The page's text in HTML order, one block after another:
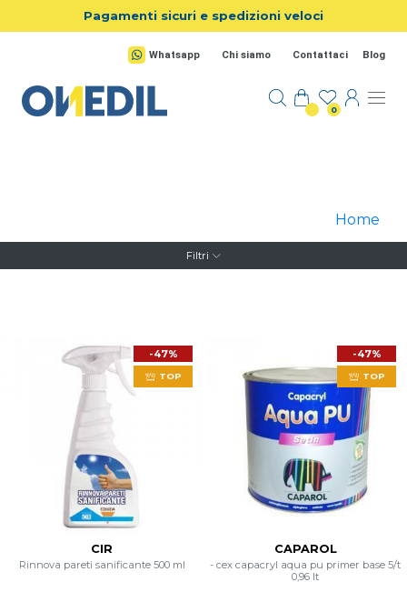
Salta al contenuto principale
Pagamenti sicuri e spedizioni veloci
Whatsapp Chi siamo Contattaci Blog
0
Home
Filtri
-47%
TOP
CIR
Rinnova pareti sanificante 500 ml
-47%
TOP
CAPAROL
- cex capacryl aqua pu primer base 5/t
0,96 lt